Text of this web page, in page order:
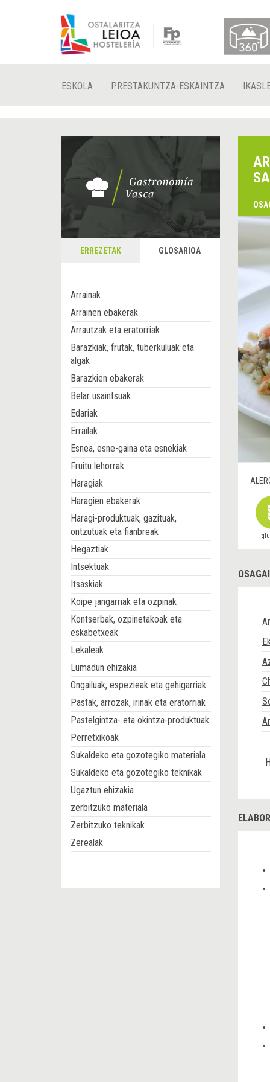
ESKOLA PRESTAKUNTZA-ESKAINTZA
ERREZETAK GLOSARIOA
Arrainak
Arrainen ebakerak
Arrautzak eta eratorriak
Barazkiak, frutak, tuberkuluak eta
algak
Barazkien ebakerak
Belar usaintsuak
Edariak
Errailak
Esnea, esne-gaina eta esnekiak
Fruitu lehorrak
Haragiak
Haragien ebakerak
Haragi-produktuak, gazituak,
ontzutuak eta fianbreak
Hegaztiak
Intsektuak
Itsaskiak
Koipe jangarriak eta ozpinak
Kontserbak, ozpinetakoak eta
eskabetxeak
Lekaleak
Lumadun ehizakia
Ongailuak, espezieak eta gehigarriak
Pastak, arrozak, irinak eta eratorriak
Pastelgintza- eta okintza-produktuak
Perretxikoak
Sukaldeko eta gozotegiko materiala
Sukaldeko eta gozotegiko teknikak
Ugaztun ehizakia
zerbitzuko materiala
Zerbitzuko teknikak
Zerealak